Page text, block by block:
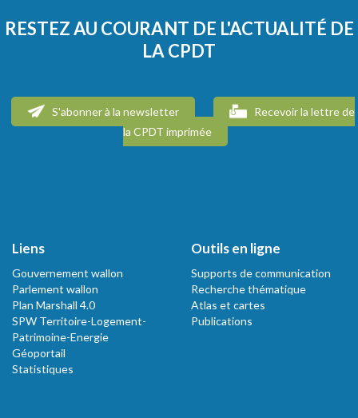
RESTEZ AU COURANT DE L'ACTUALITÉ DE
LA CPDT
S'abonner à la newsletter
Recevoir la lettre de
la CPDT imprimée
Liens
Gouvernement wallon
Parlement wallon
Plan Marshall 4.0
SPW Territoire-Logement-
Patrimoine-Energie
Géoportail
Statistiques
Outils en ligne
Supports de communication
Recherche thématique
Atlas et cartes
Publications